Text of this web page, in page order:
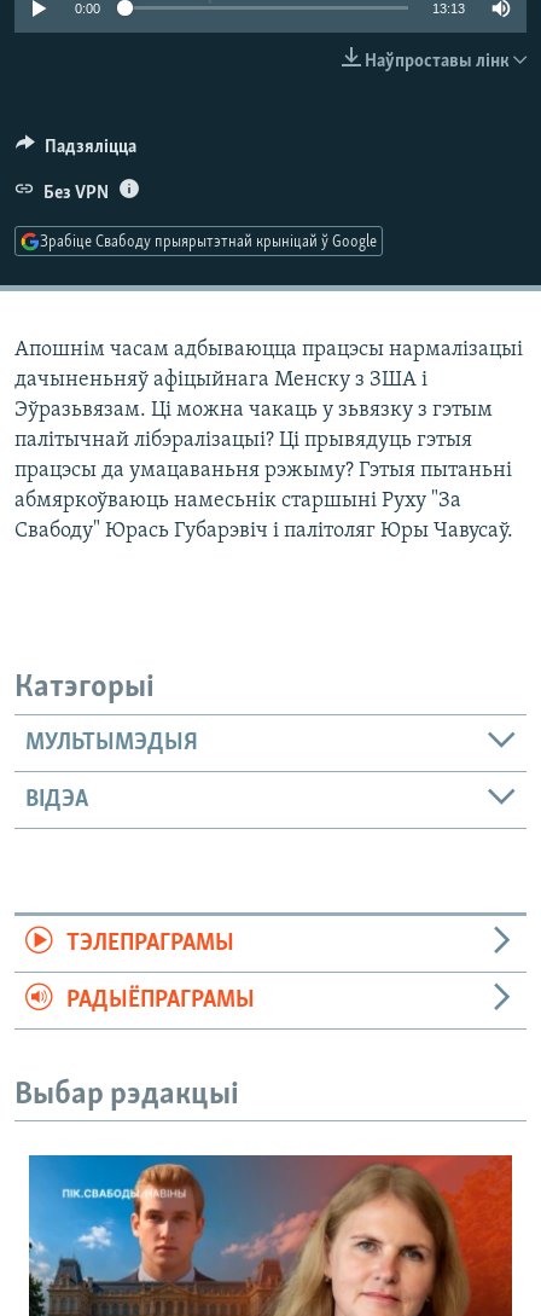
КУЛЬТУРА
МОВА0:00 13:13
Наўпроставы лінк
Падзяліцца
Без VPN
Зрабіце Свабоду прыярытэтнай крыніцай ў Google
Апошнім часам адбываюцца працэсы нармалізацыі
дачыненьняў афіцыйнага Менску з ЗША і
Эўразьвязам. Ці можна чакаць у зьвязку з гэтым
палітычнай лібэралізацыі? Ці прывядуць гэтыя
працэсы да умацаваньня рэжыму? Гэтыя пытаньні
абмяркоўваюць намесьнік старшыні Руху "За
Свабоду" Юрась Губарэвіч і палітоляг Юры Чавусаў.
Катэгорыі
МУЛЬТЫМЭДЫЯ
ВІДЭА
ТЭЛЕПРАГРАМЫ
РАДЫЁПРАГРАМЫ
Выбар рэдакцыі